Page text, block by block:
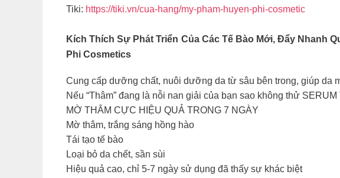
Tiki: https://tiki.vn/cua-hang/my-pham-huyen-phi-cosmetic
Kích Thích Sự Phát Triển Của Các Tế Bào Mới, Đẩy Nhanh
Phi Cosmetics
Cung cấp dưỡng chất, nuôi dưỡng da từ sâu bên trong, giúp da
Nếu “Thâm” đang là nỗi nan giải của bạn sao không thử SERUM
MỜ THÂM CỰC HIỆU QUẢ TRONG 7 NGÀY
Mờ thâm, trắng sáng hồng hào
Tái tạo tế bào
Loại bỏ da chết, sần sùi
Hiệu quả cao, chỉ 5-7 ngày sử dụng đã thấy sự khác biệt